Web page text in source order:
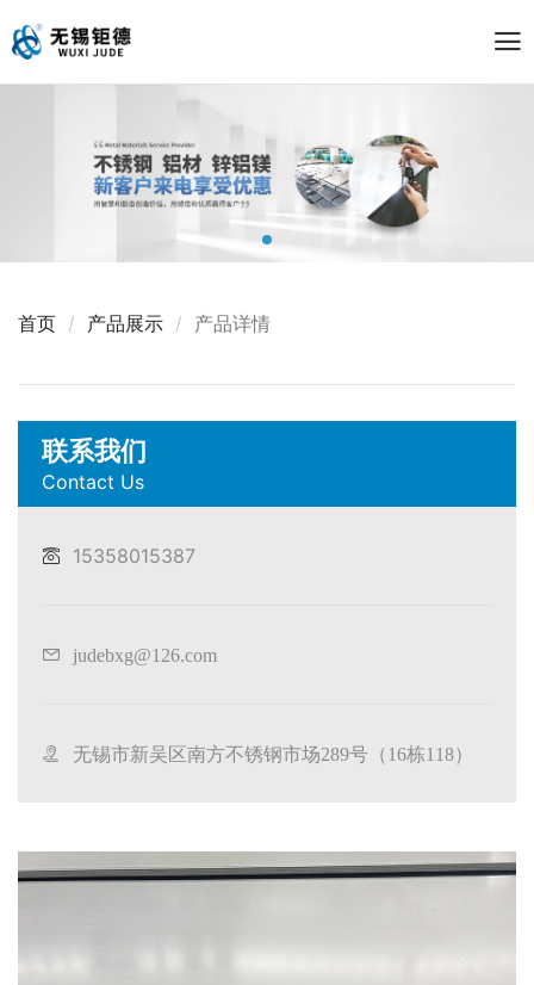
首页 产品展示 产品详情
联系我们
Contact Us
15358015387
judebxg@126.com
无锡市新吴区南方不锈钢市场289号（16栋118）